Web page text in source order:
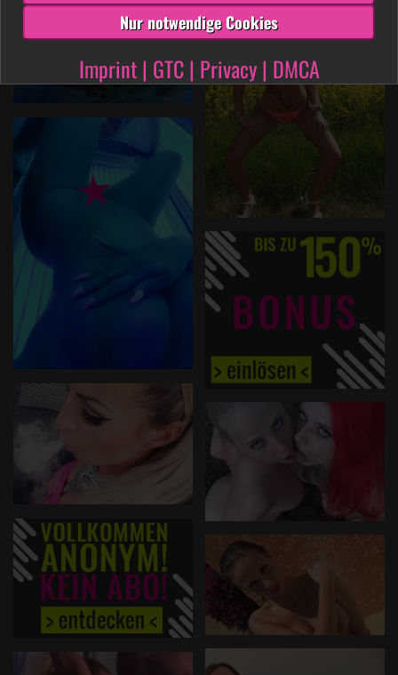
Nur notwendige Cookies
Imprint| GTC| Privacy| DMCA